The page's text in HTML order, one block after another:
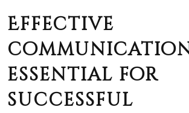
Effective
essential for
successful